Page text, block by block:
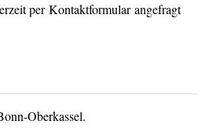
per Kontaktformular angefragt
Oberkassel.